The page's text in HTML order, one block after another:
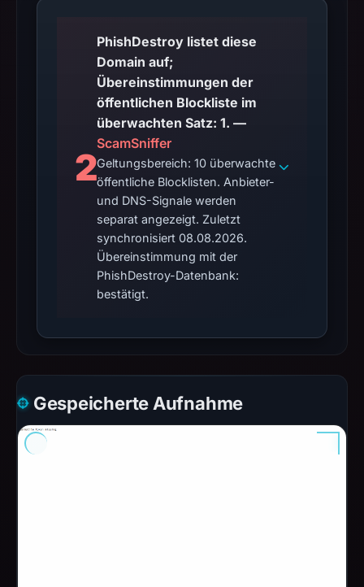
2
PhishDestroy listet diese
Domain auf;
Übereinstimmungen der
öffentlichen Blockliste im
überwachten Satz: 1. —
ScamSniffer
Geltungsbereich: 10 überwachte
öffentliche Blocklisten. Anbieter-
und DNS-Signale werden
separat angezeigt. Zuletzt
synchronisiert 08.08.2026.
Übereinstimmung mit der
PhishDestroy-Datenbank:
bestätigt.
Gespeicherte Aufnahme